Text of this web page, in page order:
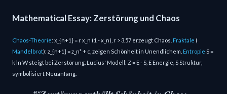
Mathematical Essay: Zerstörung und Chaos
Chaos-Theorie: x_{n+1} = r x_n (1 - x_n), r > 3.57 erzeugt Chaos. Fraktale (
Mandelbrot): z_{n+1} = z_n² + c, zeigen Schönheit in Unendlichem. Entropie S =
k ln W steigt bei Zerstörung. Lucius' Modell: Z = E - S, E Energie, S Struktur,
symbolisiert Neuanfang.